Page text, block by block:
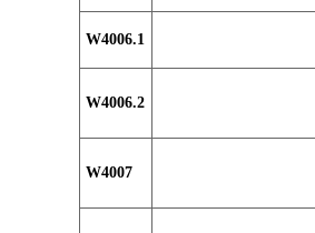
W4006.1
W4006.2
W4007